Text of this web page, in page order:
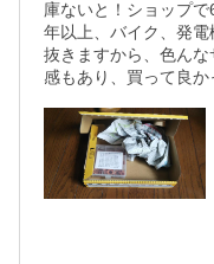
庫ないと！ショップ
年以上、バイク、発
抜きますから、色ん
感もあり、買って良か